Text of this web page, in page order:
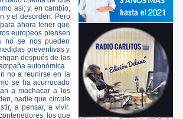
así; y, en cambio,
y el desorden. Pero
ahora tener que
europeos piensen
no se nos pueden
preventivas y
después de las
autonómica.
no a reunirse en la
se ha acurrucado
a machacar a los
nadie que circule
a pensar, a vivir.
los que